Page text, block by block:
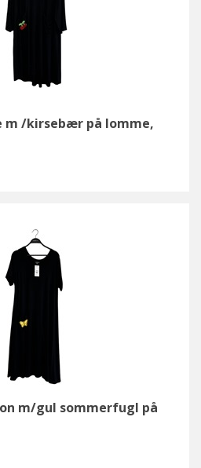
m /kirsebær på lomme,
m/gul sommerfugl på